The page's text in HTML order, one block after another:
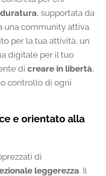
duratura, supportata da
una community attiva.
per la tua attività, un
digitale per il tuo
di creare in libertà,
controllo di ogni
e orientato alla
di
leggerezza. Il